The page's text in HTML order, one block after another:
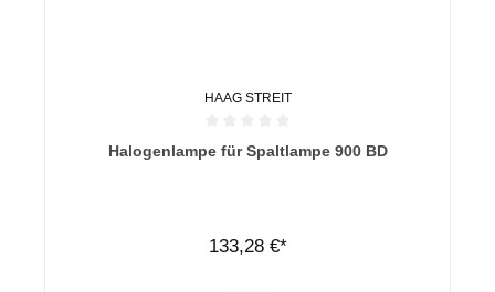
HAAG STREIT
Durchschnittliche Bewertung von 0 von 5 Sternen
Halogenlampe für Spaltlampe 900 BD
133,28 €*